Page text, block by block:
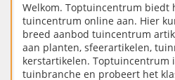
Welkom. Toptuincentrum biedt
tuincentrum online aan. Hier
breed aanbod tuincentrum
aan planten, sfeerartikelen,
kerstartikelen. Toptuincentrum
tuinbranche en probeert het